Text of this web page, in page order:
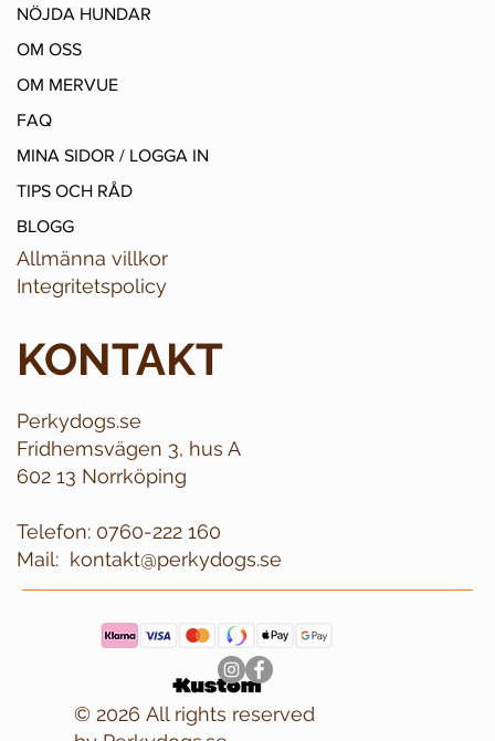
NÖJDA HUNDAR
OM OSS
OM MERVUE
FAQ
MINA SIDOR / LOGGA IN
TIPS OCH RÅD
BLOGG
Allmänna villkor
Integritetspolicy
KONTAKT
Perkydogs.se
Fridhemsvägen 3, hus A
602 13 Norrköping
Telefon: 0760-222 160
kontakt@perkydogs.se
Mail:
© 2026 All rights reserved